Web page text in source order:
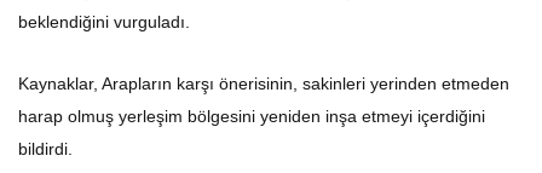
beklendiğini vurguladı.
Kaynaklar, Arapların karşı önerisinin, sakinleri yerinden etmeden
harap olmuş yerleşim bölgesini yeniden inşa etmeyi içerdiğini
bildirdi.